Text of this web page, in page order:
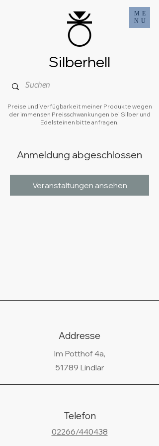
ME
NU
Preise und Verfügbarkeit meiner Produkte wegen
der immensen Preisschwankungen bei Silber und
Edelsteinen bitte anfragen!
Silberhell
Anmeldung abgeschlossen
Veranstaltungen ansehen
Addresse
Im Potthof 4a,
51789 Lindlar
Telefon
02266/440438